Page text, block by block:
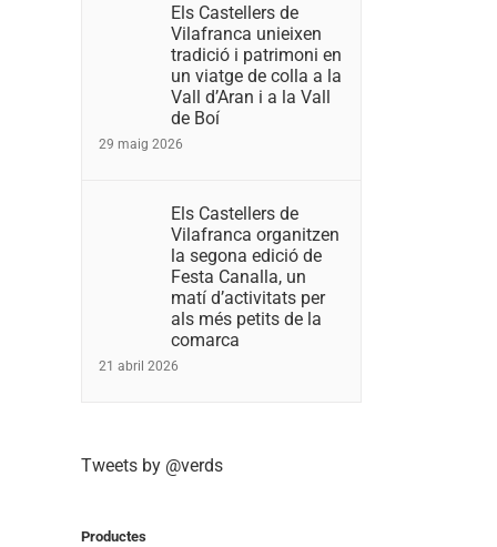
Els Castellers de
Vilafranca unieixen
tradició i patrimoni en
un viatge de colla a la
Vall d’Aran i a la Vall
de Boí
29 maig 2026
Els Castellers de
Vilafranca organitzen
la segona edició de
Festa Canalla, un
matí d’activitats per
als més petits de la
comarca
21 abril 2026
Tweets by @verds
Productes